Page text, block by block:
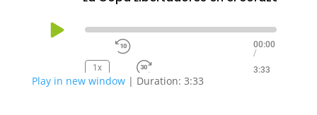
1x
00:00
/
3:33
Play in new window| Duration: 3:33